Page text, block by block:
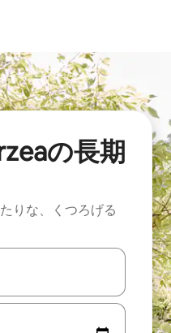
の長期
りな、くつろげる
の矢印キーを使って移動する